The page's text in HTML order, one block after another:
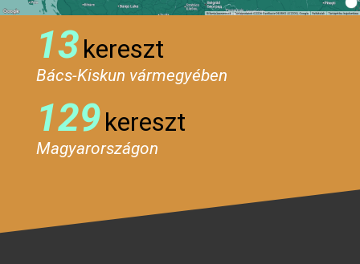
13kereszt
Bács-Kiskun vármegyében
129kereszt
Magyarországon